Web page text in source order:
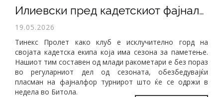
​Илиевски пред кадетскиот фајналфор: Горд сум на овие момци...
19.05.2026
Тинекс Пролет како клуб е исклучително горд на
својата кадетска екипа која има сезона за паметење.
Нашиот тим составен од млади ракометари е без пораз
во регуларниот дел од сезоната, обезбедувајќи
пласман на фајналфор турнирот што ќе се одржи в
недела во Битола.